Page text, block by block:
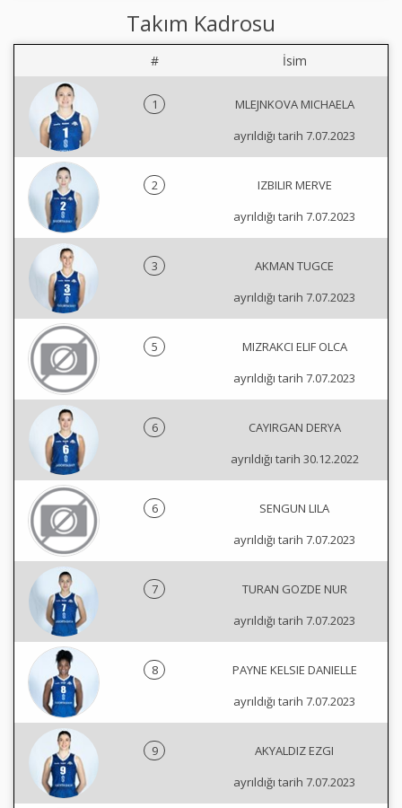
Takım Kadrosu
# İsim
1
MLEJNKOVA MICHAELA
ayrıldığı tarih 7.07.2023
2
IZBILIR MERVE
ayrıldığı tarih 7.07.2023
3
AKMAN TUGCE
ayrıldığı tarih 7.07.2023
5
MIZRAKCI ELIF OLCA
ayrıldığı tarih 7.07.2023
6
CAYIRGAN DERYA
ayrıldığı tarih 30.12.2022
6
SENGUN LILA
ayrıldığı tarih 7.07.2023
7
TURAN GOZDE NUR
ayrıldığı tarih 7.07.2023
8
PAYNE KELSIE DANIELLE
ayrıldığı tarih 7.07.2023
9
AKYALDIZ EZGI
ayrıldığı tarih 7.07.2023